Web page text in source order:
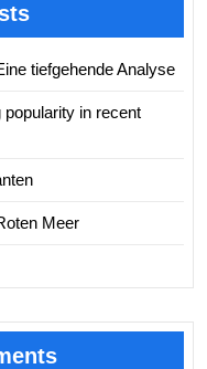
tiefgehende Analyse
popularity in recent
Meer